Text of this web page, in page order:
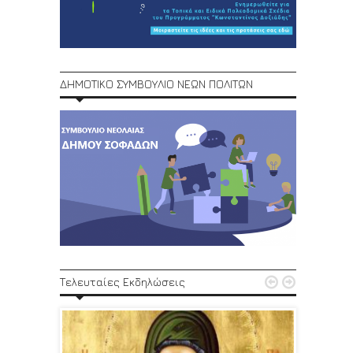
ΔΗΜΟΤΙΚΟ ΣΥΜΒΟΥΛΙΟ ΝΕΩΝ ΠΟΛΙΤΩΝ
Τελευταίες Εκδηλώσεις  